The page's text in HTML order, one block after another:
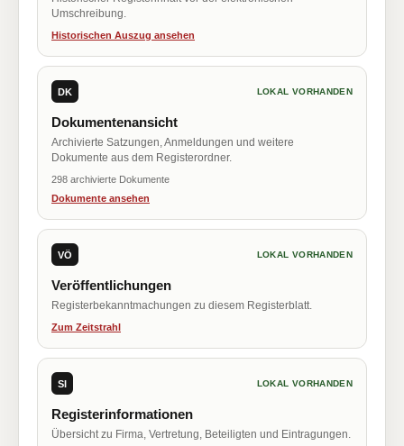
Umschreibung.
Historischen Auszug ansehen
DK LOKAL VORHANDEN
Dokumentenansicht
Archivierte Satzungen, Anmeldungen und weitere
Dokumente aus dem Registerordner.
298 archivierte Dokumente
Dokumente ansehen
VÖ LOKAL VORHANDEN
Veröffentlichungen
Registerbekanntmachungen zu diesem Registerblatt.
Zum Zeitstrahl
SI LOKAL VORHANDEN
Registerinformationen
Übersicht zu Firma, Vertretung, Beteiligten und Eintragungen.